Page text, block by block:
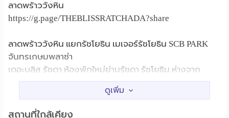
ลาดพร้าววังหิน
https://g.page/THEBLISSRATCHADA?share
ลาดพร้าววังหิน แยกรัชโยธิน เมเจอร์รัชโยธิน SCB PARK
จันทรเกษมพลาซ่า
เดอะบลิส รัชดา ห้องพักใหม่ย่านรัชดา รัชโยธิน ห่างจาก
เมเจอร์รัชโยธิน เพียง 1 กิโลเมตร สามารถทะลุไปทาง
พหลโยธิน 32 เสนานิคม ลาดพร้าววังหิน รัชดาภิเษก 32
รัชดาภิเษก 36 รัชกาภิเษก 42 ใกล้จันทรเกษมพลาซ่า ท๊อป
สถานที่ใกล้เคียง